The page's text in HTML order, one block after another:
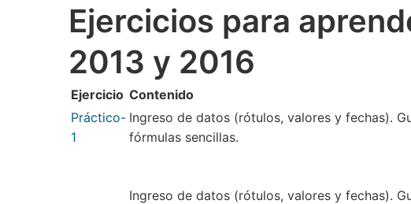
Ejercicios para
2013 y 2016
Ejercicio Contenido
Práctico-
1
Ingreso de datos (rótulos, valores y fechas).
fórmulas sencillas.
Ingreso de datos (rótulos, valores y fechas).